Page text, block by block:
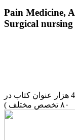
Pain Medicine,
Surgical nursing
دسترسی یکساله به تمام کتابهای سامانه (40 هزار عنوان کتاب در
۸۰ تخصص مختلف )